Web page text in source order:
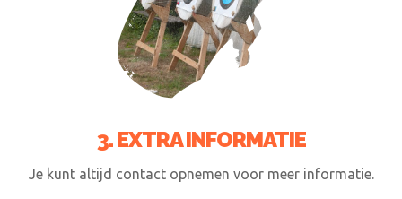
3. EXTRA INFORMATIE
Je kunt altijd contact opnemen voor meer informatie.